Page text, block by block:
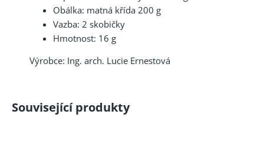
Obálka: matná křída 200 g
Vazba: 2 skobičky
Hmotnost: 16 g
Výrobce: Ing. arch. Lucie Ernestová
Související produkty